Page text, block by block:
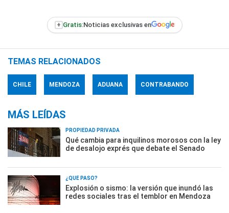
+ Gratis:Noticias exclusivas en
TEMAS RELACIONADOS
CHILE MENDOZA ADUANA CONTRABANDO
MÁS LEÍDAS
PROPIEDAD PRIVADA
Qué cambia para inquilinos morosos con la ley
de desalojo exprés que debate el Senado
¿QUÉ PASÓ?
Explosión o sismo: la versión que inundó las
redes sociales tras el temblor en Mendoza